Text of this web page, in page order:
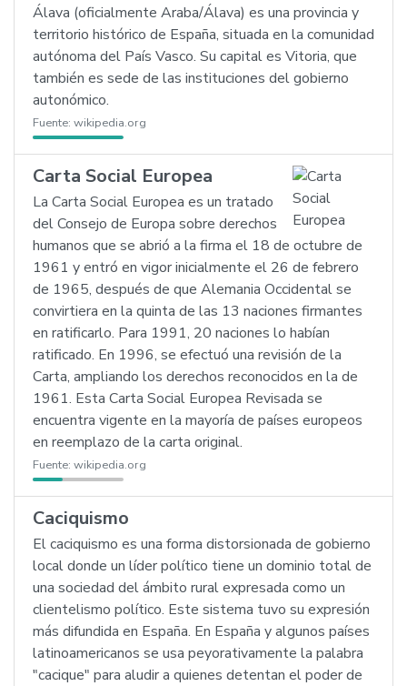
Álava (oficialmente Araba/Álava) es una provincia y
territorio histórico de España, situada en la comunidad
autónoma del País Vasco. Su capital es Vitoria, que
también es sede de las instituciones del gobierno
autonómico.
Fuente: wikipedia.org
Carta Social Europea
La Carta Social Europea es un tratado
del Consejo de Europa sobre derechos
humanos que se abrió a la firma el 18 de octubre de
1961 y entró en vigor inicialmente el 26 de febrero
de 1965, después de que Alemania Occidental se
convirtiera en la quinta de las 13 naciones firmantes
en ratificarlo. Para 1991, 20 naciones lo habían
ratificado. En 1996, se efectuó una revisión de la
Carta, ampliando los derechos reconocidos en la de
1961. Esta Carta Social Europea Revisada se
encuentra vigente en la mayoría de países europeos
en reemplazo de la carta original.
Fuente: wikipedia.org
Caciquismo
El caciquismo es una forma distorsionada de gobierno
local donde un líder político tiene un dominio total de
una sociedad del ámbito rural expresada como un
clientelismo político. Este sistema tuvo su expresión
más difundida en España. En España y algunos países
latinoamericanos se usa peyorativamente la palabra
"cacique" para aludir a quienes detentan el poder de